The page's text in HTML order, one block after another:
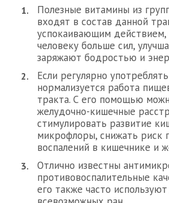
Полезные витамины из
входят в состав данной
успокаивающим
человеку больше сил,
заряжают бодростью и
Если регулярно
нормализуется работа
тракта. С его помощью
желудочно-кишечные
стимулировать развитие
микрофлоры, снижать риск
воспалений в кишечнике и
Отлично известны
противовоспалительные
его также часто